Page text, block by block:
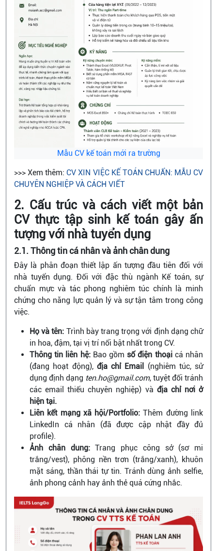
Mẫu CV kế toán mới ra trường
>>> Xem thêm: CV XIN VIỆC KẾ TOÁN CHUẨN: MẪU CV
CHUYÊN NGHIỆP VÀ CÁCH VIẾT
2. Cấu trúc và cách viết một bản
CV thực tập sinh kế toán gây ấn
tượng với nhà tuyển dụng
2.1. Thông tin cá nhân và ảnh chân dung
Đây là phân đoạn thiết lập ấn tượng đầu tiên đối với
nhà tuyển dụng. Đối với đặc thù ngành Kế toán, sự
chuẩn mực và tác phong nghiêm túc chính là minh
chứng cho năng lực quản lý và sự tận tâm trong công
việc.
Họ và tên: Trình bày trang trọng với định dạng chữ
in hoa, đậm, tại vị trí nổi bật nhất trong CV.
Thông tin liên hệ:Bao gồm số điện thoạicá nhân
(đang hoạt động), địa chỉ Email
(nghiêm túc, sử
dụng định dạng ten.ho@gmail.com, tuyệt đối tránh
các email thiếu chuyên nghiệp) và địa chỉ nơi ở
hiện tại.
Liên kết mạng xã hội/Portfolio: Thêm đường link
LinkedIn cá nhân (đã được cập nhật đầy đủ
profile).
Ảnh chân dung:Trang phục công sở (sơ mi
trắng/vest), phông nền trơn (trắng/xanh), khuôn
mặt sáng, thần thái tự tin. Tránh dùng ảnh selfie,
ảnh phong cảnh hay ảnh thẻ quá cứng nhắc.